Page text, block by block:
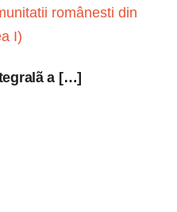
românesti din
I)
a […]